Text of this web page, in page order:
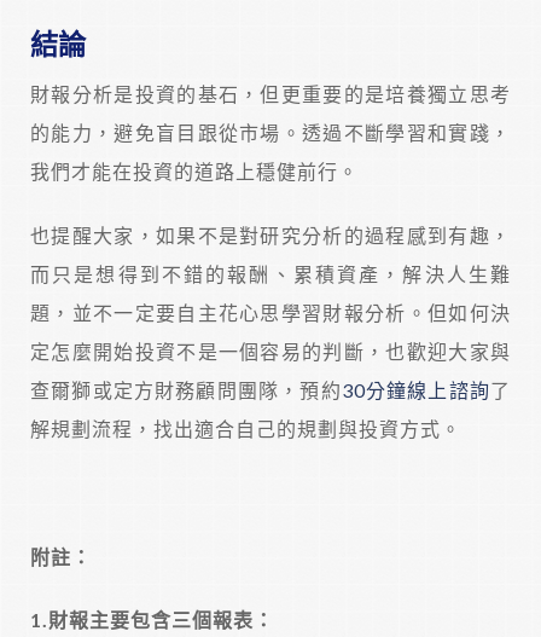
結論
財報分析是投資的基石，但更重要的是培養獨立思考
的能力，避免盲目跟從市場。透過不斷學習和實踐，
我們才能在投資的道路上穩健前行。
也提醒大家，如果不是對研究分析的過程感到有趣，
而只是想得到不錯的報酬、累積資產，解決人生難
題，並不一定要自主花心思學習財報分析。但如何決
定怎麼開始投資不是一個容易的判斷，也歡迎大家與
查爾獅或定方財務顧問團隊，預約30分鐘線上諮詢了
解規劃流程，找出適合自己的規劃與投資方式。
附註：
1.財報主要包含三個報表：